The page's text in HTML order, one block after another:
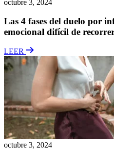
octubre 3, 2024
Las 4 fases del duelo por
emocional difícil de
LEER
octubre 3, 2024